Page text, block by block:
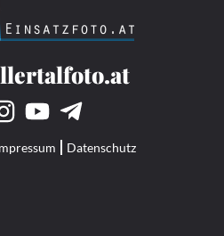
Datenschutz